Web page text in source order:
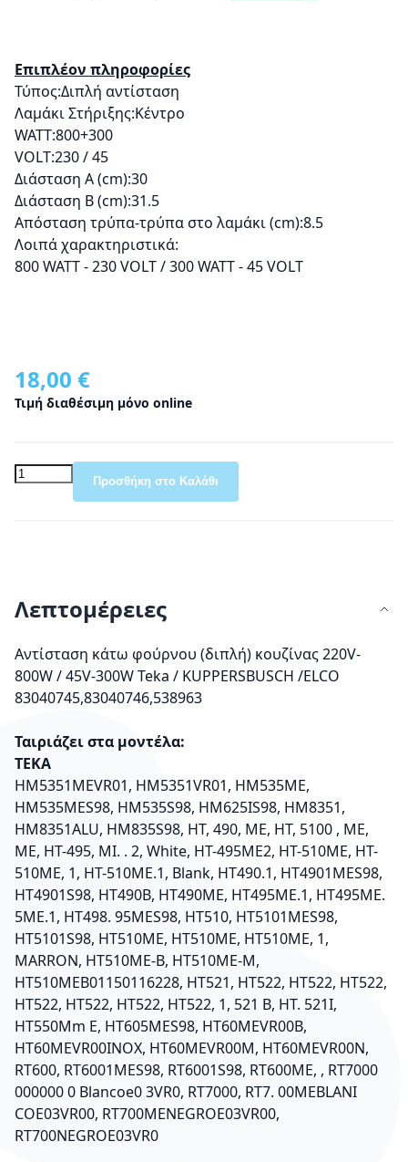
Επιπλέον πληροφορίες
Τύπος:Διπλή αντίσταση
Λαμάκι Στήριξης:Κέντρο
WATT:800+300
VOLT:230 / 45
Διάσταση Α (cm):30
Διάσταση Β (cm):31.5
Απόσταση τρύπα-τρύπα στο λαμάκι (cm):8.5
Λοιπά χαρακτηριστικά:
800 WATT - 230 VOLT / 300 WATT - 45 VOLT
18,00 €
Τιμή διαθέσιμη μόνο online
Προσθήκη στο Καλάθι
Λεπτομέρειες
Αντίσταση κάτω φούρνου (διπλή) κουζίνας 220V-
800W / 45V-300W Teka / KUPPERSBUSCH /ELCO
83040745,83040746,538963
Ταιριάζει στα μοντέλα:
ΤΕΚΑ
HM5351MEVR01, HM5351VR01, HM535ME,
HM535MES98, HM535S98, HM625IS98, HM8351,
HM8351ALU, HM835S98, HT, 490, ME, HT, 5100 , ME,
ME, HT-495, MI. . 2, White, HT-495ME2, HT-510ME, HT-
510ME, 1, HT-510ME.1, Blank, HT490.1, HT4901MES98,
HT4901S98, HT490B, HT490ME, HT495ME.1, HT495ME.
5ME.1, HT498. 95MES98, HT510, HT5101MES98,
HT5101S98, HT510ME, HT510ME, HT510ME, 1,
MARRON, HT510ME-B, HT510ME-M,
HT510MEB01150116228, HT521, HT522, HT522, HT522,
HT522, HT522, HT522, HT522, 1, 521 B, HT. 521I,
HT550Mm E, HT605MES98, HT60MEVR00B,
HT60MEVR00INOX, HT60MEVR00M, HT60MEVR00N,
RT600, RT6001MES98, RT6001S98, RT600ME, , RT7000
000000 0 Blancoe0 3VR0, RT7000, RT7. 00MEBLANI
COE03VR00, RT700MENEGROE03VR00,
RT700NEGROE03VR0